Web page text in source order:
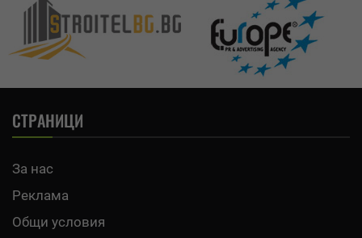
СТРАНИЦИ
За нас
Реклама
Общи условия